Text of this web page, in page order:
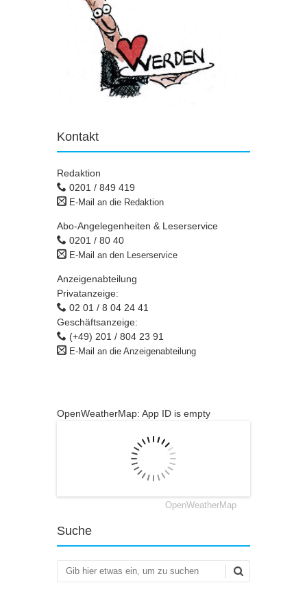
Kontakt
Redaktion
0201 / 849 419
E-Mail an die Redaktion
Abo-Angelegenheiten & Leserservice
0201 / 80 40
E-Mail an den Leserservice
Anzeigenabteilung
Privatanzeige:
02 01 / 8 04 24 41
Geschäftsanzeige:
(+49) 201 / 804 23 91
E-Mail an die Anzeigenabteilung
OpenWeatherMap: App ID is empty
OpenWeatherMap
Suche
Suchen